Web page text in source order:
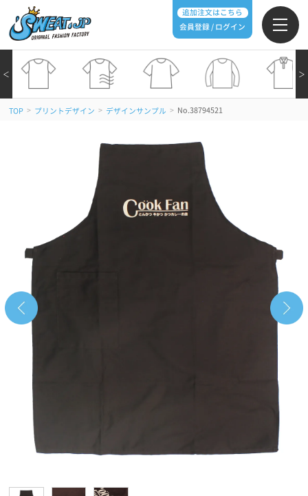
追加注文はこちら
会員登録 / ログイン
＞
＜
TOP > プリントデザイン > デザインサンプル > No.38794521